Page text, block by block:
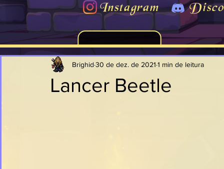
Instagram
Lancer Beetle
Brighid 30 de dez. de 2021 1 min de leitura